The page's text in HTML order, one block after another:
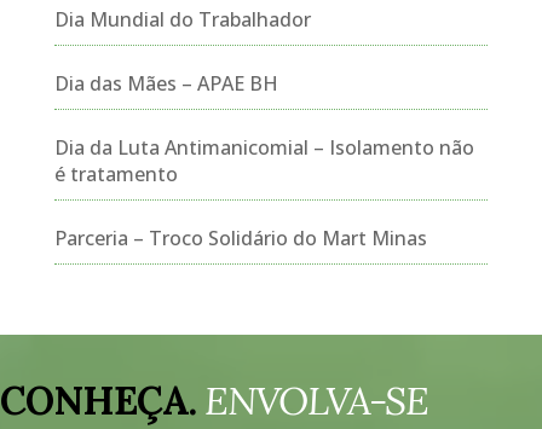
Dia Mundial do Trabalhador
Dia das Mães – APAE BH
Dia da Luta Antimanicomial – Isolamento não
é tratamento
Parceria – Troco Solidário do Mart Minas
de
vídeo
CONHEÇA.ENVOLVA-SE